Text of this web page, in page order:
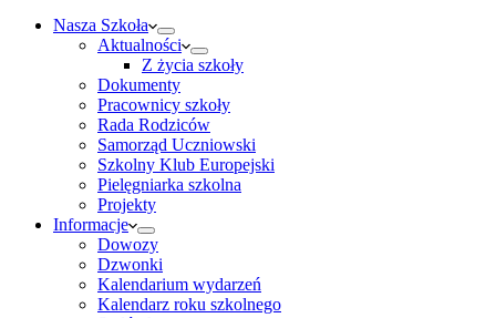
Nasza Szkoła
Aktualności
Z życia szkoły
Dokumenty
Pracownicy szkoły
Rada Rodziców
Samorząd Uczniowski
Szkolny Klub Europejski
Pielęgniarka szkolna
Projekty
Informacje
Dowozy
Dzwonki
Kalendarium wydarzeń
Kalendarz roku szkolnego